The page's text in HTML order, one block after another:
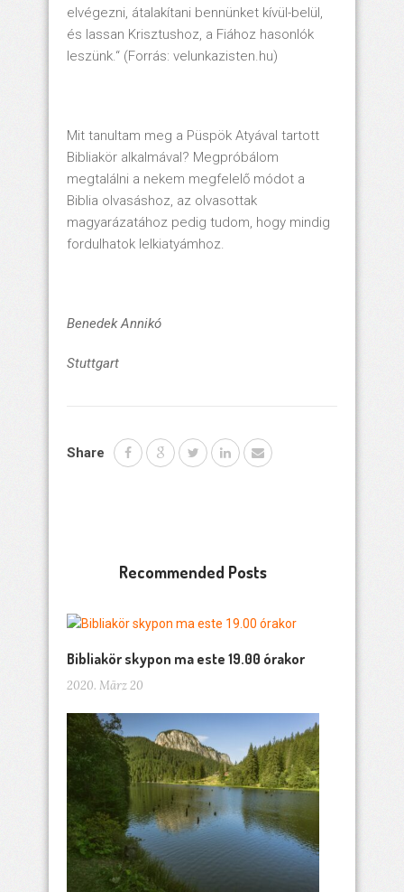
elvégezni, átalakítani bennünket kívül-belül,
és lassan Krisztushoz, a Fiához hasonlók
leszünk.“ (Forrás: velunkazisten.hu)
Mit tanultam meg a Püspök Atyával tartott
Bibliakör alkalmával? Megpróbálom
megtalálni a nekem megfelelő módot a
Biblia olvasáshoz, az olvasottak
magyarázatához pedig tudom, hogy mindig
fordulhatok lelkiatyámhoz.
Benedek Annikó
Stuttgart
Share
Recommended Posts
Bibliakör skypon ma este 19.00 órakor
2020. März 20